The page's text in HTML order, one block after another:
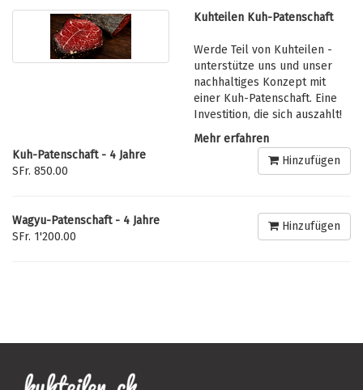
Kuhteilen Kuh-Patenschaft
Werde Teil von Kuhteilen -
unterstütze uns und unser
nachhaltiges Konzept mit
einer Kuh-Patenschaft. Eine
Investition, die sich auszahlt!
Mehr erfahren
Kuh-Patenschaft - 4 Jahre
SFr. 850.00
Hinzufügen
Wagyu-Patenschaft - 4 Jahre
SFr. 1'200.00
Hinzufügen